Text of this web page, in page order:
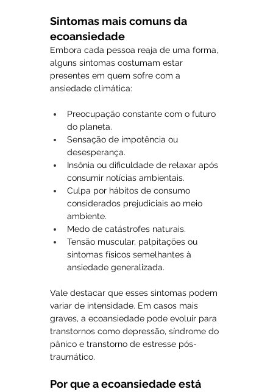
Sintomas mais comuns da
ecoansiedade
Embora cada pessoa reaja de uma forma,
alguns sintomas costumam estar
presentes em quem sofre com a
ansiedade climática:
Preocupação constante com o futuro
do planeta.
Sensação de impotência ou
desesperança.
Insônia ou dificuldade de relaxar após
consumir notícias ambientais.
Culpa por hábitos de consumo
considerados prejudiciais ao meio
ambiente.
Medo de catástrofes naturais.
Tensão muscular, palpitações ou
sintomas físicos semelhantes à
ansiedade generalizada.
Vale destacar que esses sintomas podem
variar de intensidade. Em casos mais
graves, a ecoansiedade pode evoluir para
transtornos como depressão, síndrome do
pânico e transtorno de estresse pós-
traumático.
Por que a ecoansiedade está